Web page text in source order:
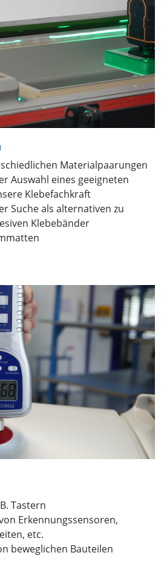
Materialpaarungen
Auswahl eines geeigneten
Klebefachkraft
Suche als alternativen zu
Klebebänder
Tastern
Erkennungssensoren,
etc.
beweglichen Bauteilen